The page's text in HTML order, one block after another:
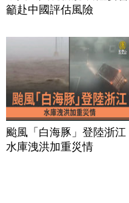
籲赴中國評估風險
颱風「白海豚」登陸浙江
水庫洩洪加重災情